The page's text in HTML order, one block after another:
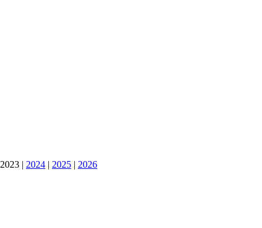
2023 | 2024 | 2025 | 2026